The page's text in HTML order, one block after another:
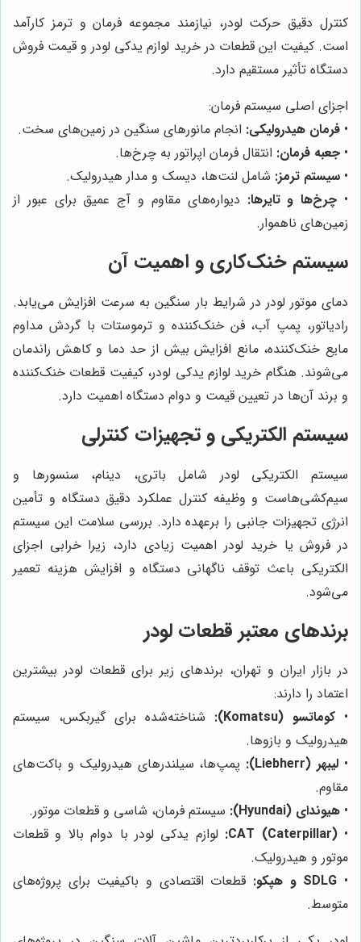
کنترل دقیق حرکت لودر، نیازمند مجموعه فرمان و ترمز کارآمد
است. کیفیت این قطعات در خرید لوازم یدکی لودر و قیمت فروش
دستگاه تأثیر مستقیم دارد.
اجزای اصلی سیستم فرمان:
• فرمان هیدرولیکی: انجام مانورهای سنگین در زمین‌های سخت.
• جعبه فرمان: انتقال فرمان اپراتور به چرخ‌ها.
• سیستم ترمز: شامل لنت‌ها، دیسک و مدار هیدرولیک.
• چرخ‌ها و تایرها: دیواره‌های مقاوم و آج عمیق برای عبور از
زمین‌های ناهموار.
سیستم خنک‌کاری و اهمیت آن
دمای موتور لودر در شرایط بار سنگین به سرعت افزایش می‌یابد.
رادیاتور، پمپ آب، فن خنک‌کننده و ترموستات با گردش مداوم
مایع خنک‌کننده، مانع افزایش بیش از حد دما و کاهش راندمان
می‌شوند. هنگام خرید لوازم یدکی لودر، کیفیت قطعات خنک‌کننده
و برند آن‌ها در تعیین قیمت و دوام دستگاه اهمیت دارد.
سیستم الکتریکی و تجهیزات کنترلی
سیستم الکتریکی لودر شامل باتری، دینام، سنسورها و
سیم‌کشی‌هاست و وظیفه کنترل عملکرد دقیق دستگاه و تأمین
انرژی تجهیزات جانبی را برعهده دارد. بررسی سلامت این سیستم
در فروش یا خرید لودر اهمیت زیادی دارد، زیرا خرابی اجزای
الکتریکی باعث توقف ناگهانی دستگاه و افزایش هزینه تعمیر
می‌شود.
برندهای معتبر قطعات لودر
در بازار ایران و تهران، برندهای زیر برای قطعات لودر بیشترین
اعتماد را دارند:
• کوماتسو (Komatsu):
شناخته‌شده برای گیربکس، سیستم
هیدرولیک و بازوها.
• لیبهر (Liebherr):
پمپ‌ها، سیلندرهای هیدرولیک و باکت‌های
مقاوم.
• هیوندای (Hyundai):
سیستم فرمان، شاسی و قطعات موتور.
•
CAT (Caterpillar): لوازم یدکی لودر با دوام بالا و قطعات
موتور و هیدرولیک.
• SDLG و هپکو:
قطعات اقتصادی و باکیفیت برای پروژه‌های
متوسط.